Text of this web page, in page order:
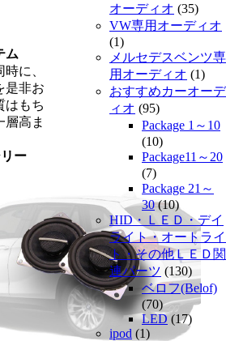
ム
に、
是非お
はもち
層高ま
ー
オーディオ (35)
VW専用オーディオ
(1)
メルセデスベンツ専
用オーディオ (1)
おすすめカーオーデ
ィオ (95)
Package 1～10
(10)
Package11～20
(7)
Package 21～
30(10)
HID・ＬＥＤ・デイ
ライト・オートライ
ト・その他ＬＥＤ関
連パーツ (130)
ベロフ(Belof)
(70)
LED (17)
ipod (1)